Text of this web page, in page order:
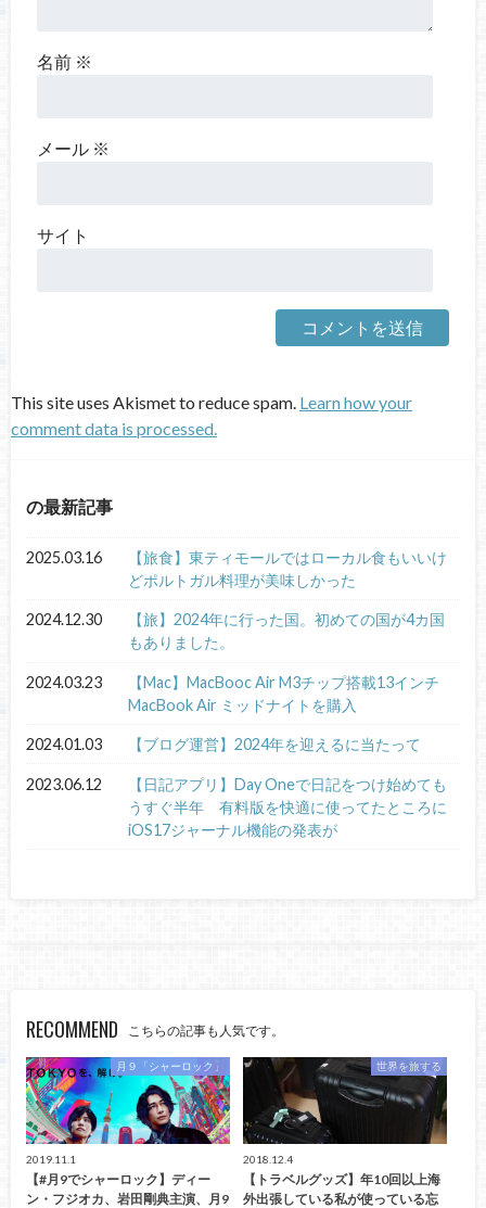
名前 ※
メール ※
サイト
This site uses Akismet to reduce spam. Learn how your
comment data is processed.
の最新記事
2025.03.16
【旅食】東ティモールではローカル食もいいけ
どポルトガル料理が美味しかった
2024.12.30
【旅】2024年に行った国。初めての国が4カ国
もありました。
2024.03.23
【Mac】MacBooc Air M3チップ搭載13インチ
MacBook Air ミッドナイトを購入
2024.01.03 【ブログ運営】2024年を迎えるに当たって
2023.06.12
【日記アプリ】Day Oneで日記をつけ始めても
うすぐ半年 有料版を快適に使ってたところに
iOS17ジャーナル機能の発表が
RECOMMEND こちらの記事も人気です。
月９「シャーロック」
2019.11.1
【#月9でシャーロック】ディー
ン・フジオカ、岩田剛典主演、月9
世界を旅する
2018.12.4
【トラベルグッズ】年10回以上海
外出張している私が使っている忘